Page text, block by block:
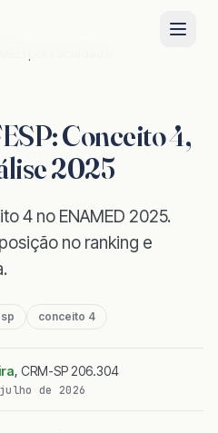
Conceito 4,
2025
4 no ENAMED 2025.
no ranking e
conceito 4
, CRM-SP 206.304
de 2026